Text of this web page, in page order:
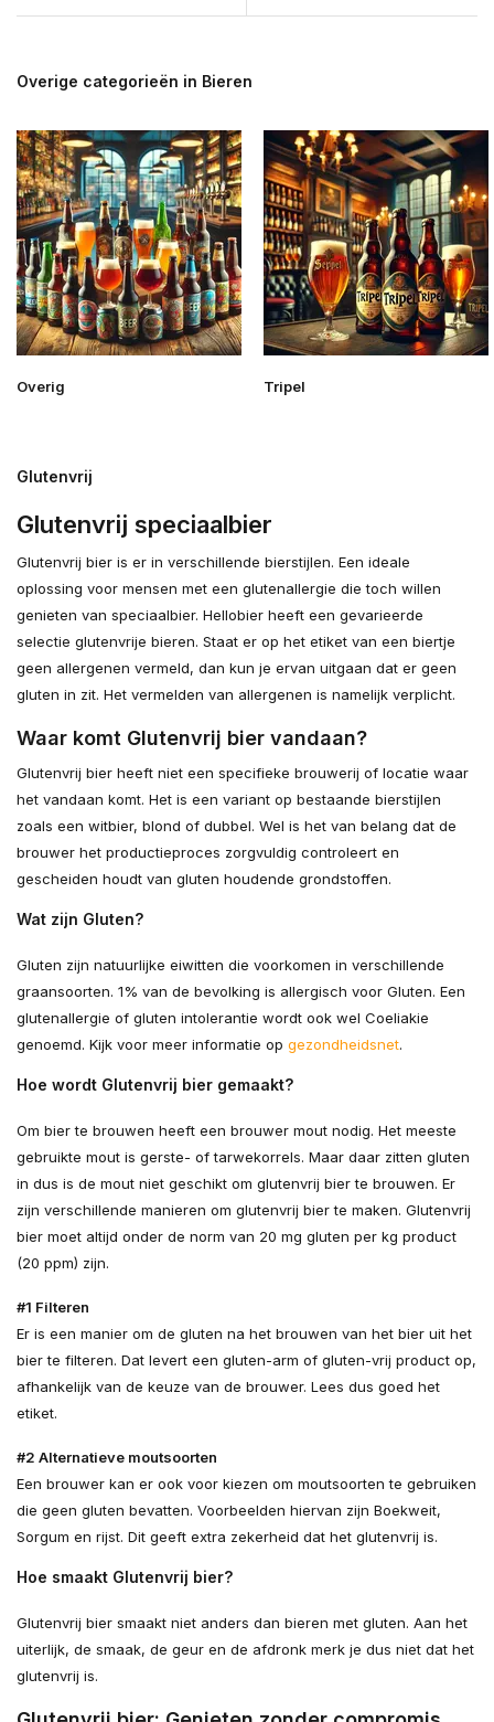
Overige categorieën in Bieren
Overig Tripel
Glutenvrij
Glutenvrij speciaalbier
Glutenvrij bier is er in verschillende bierstijlen. Een ideale
oplossing voor mensen met een glutenallergie die toch willen
genieten van speciaalbier. Hellobier heeft een gevarieerde
selectie glutenvrije bieren. Staat er op het etiket van een biertje
geen allergenen vermeld, dan kun je ervan uitgaan dat er geen
gluten in zit. Het vermelden van allergenen is namelijk verplicht.
Waar komt Glutenvrij bier vandaan?
Glutenvrij bier heeft niet een specifieke brouwerij of locatie waar
het vandaan komt. Het is een variant op bestaande bierstijlen
zoals een witbier, blond of dubbel. Wel is het van belang dat de
brouwer het productieproces zorgvuldig controleert en
gescheiden houdt van gluten houdende grondstoffen.
Wat zijn Gluten?
Gluten zijn natuurlijke eiwitten die voorkomen in verschillende
graansoorten. 1% van de bevolking is allergisch voor Gluten. Een
glutenallergie of gluten intolerantie wordt ook wel Coeliakie
genoemd. Kijk voor meer informatie op gezondheidsnet.
Hoe wordt Glutenvrij bier gemaakt?
Om bier te brouwen heeft een brouwer mout nodig. Het meeste
gebruikte mout is gerste- of tarwekorrels. Maar daar zitten gluten
in dus is de mout niet geschikt om glutenvrij bier te brouwen. Er
zijn verschillende manieren om glutenvrij bier te maken. Glutenvrij
bier moet altijd onder de norm van 20 mg gluten per kg product
(20 ppm) zijn.
#1 Filteren
Er is een manier om de gluten na het brouwen van het bier uit het
bier te filteren. Dat levert een gluten-arm of gluten-vrij product op,
afhankelijk van de keuze van de brouwer. Lees dus goed het
etiket.
#2 Alternatieve moutsoorten
Een brouwer kan er ook voor kiezen om moutsoorten te gebruiken
die geen gluten bevatten. Voorbeelden hiervan zijn Boekweit,
Sorgum en rijst. Dit geeft extra zekerheid dat het glutenvrij is.
Hoe smaakt Glutenvrij bier?
Glutenvrij bier smaakt niet anders dan bieren met gluten. Aan het
uiterlijk, de smaak, de geur en de afdronk merk je dus niet dat het
glutenvrij is.